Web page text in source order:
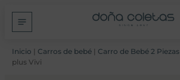
Inicio | Carros de bebé | Carro de Bebé 2 Piezas
plus Vivi